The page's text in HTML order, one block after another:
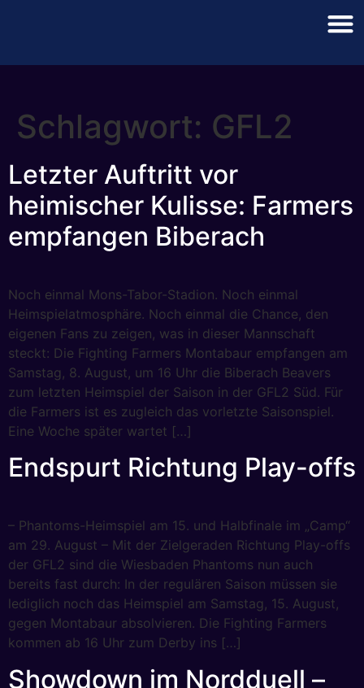
Schlagwort: GFL2
Letzter Auftritt vor
heimischer Kulisse: Farmers
empfangen Biberach
Noch einmal Mons-Tabor-Stadion. Noch einmal
Heimspielatmosphäre. Noch einmal die Chance, den
eigenen Fans zu zeigen, was in dieser Mannschaft
steckt: Die Fighting Farmers Montabaur empfangen am
Samstag, 8. August, um 16 Uhr die Biberach Beavers
zum letzten Heimspiel der Saison in der GFL2 Süd. Für
die Farmers ist es zugleich das vorletzte Saisonspiel.
Eine Woche später wartet […]
Endspurt Richtung Play-offs
– Phantoms-Heimspiel am 15. und Halbfinale im „Camp“
am 29. August – Mit der Zielgeraden Richtung Play-offs
der GFL2 sind die Wiesbaden Phantoms nun auch
bereits fast durch: In der regulären Saison müssen sie
lediglich noch das Heimspiel am Samstag, 15. August,
gegen Montabaur absolvieren. Die Fighting Farmers
kommen ab 16 Uhr zum Derby ins […]
Showdown im Nordduell –